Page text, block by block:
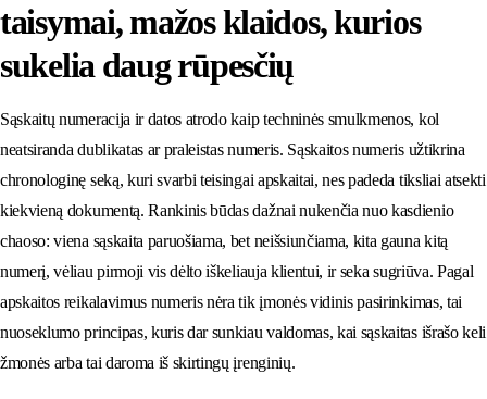
taisymai, mažos klaidos, kurios
sukelia daug rūpesčių
Sąskaitų numeracija ir datos atrodo kaip techninės smulkmenos, kol
neatsiranda dublikatas ar praleistas numeris. Sąskaitos numeris užtikrina
chronologinę seką, kuri svarbi teisingai apskaitai, nes padeda tiksliai atsekti
kiekvieną dokumentą. Rankinis būdas dažnai nukenčia nuo kasdienio
chaoso: viena sąskaita paruošiama, bet neišsiunčiama, kita gauna kitą
numerį, vėliau pirmoji vis dėlto iškeliauja klientui, ir seka sugriūva. Pagal
apskaitos reikalavimus numeris nėra tik įmonės vidinis pasirinkimas, tai
nuoseklumo principas, kuris dar sunkiau valdomas, kai sąskaitas išrašo keli
žmonės arba tai daroma iš skirtingų įrenginių.